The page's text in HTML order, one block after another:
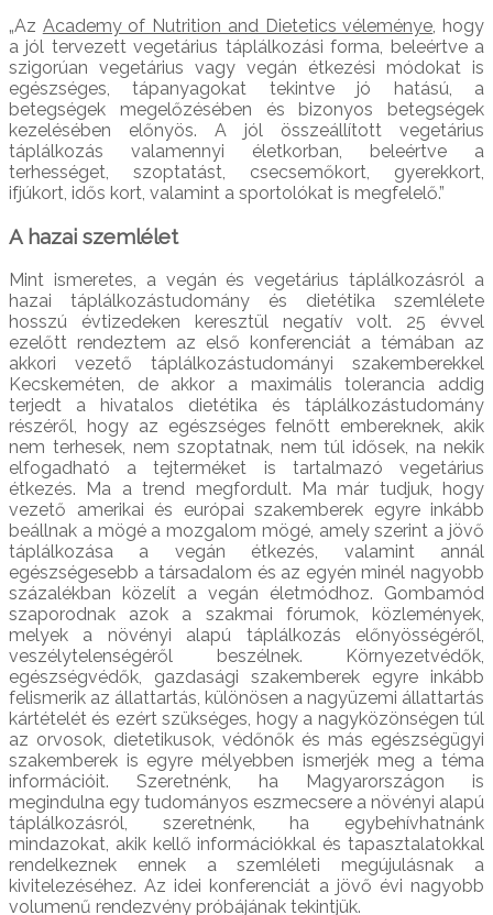
„Az Academy of Nutrition and Dietetics véleménye, hogy
a jól tervezett vegetárius táplálkozási forma, beleértve a
szigorúan vegetárius vagy vegán étkezési módokat is
egészséges, tápanyagokat tekintve jó hatású, a
betegségek megelőzésében és bizonyos betegségek
kezelésében előnyös. A jól összeállított vegetárius
táplálkozás valamennyi életkorban, beleértve a
terhességet, szoptatást, csecsemőkort, gyerekkort,
ifjúkort, idős kort, valamint a sportolókat is megfelelő.”
A hazai szemlélet
Mint ismeretes, a vegán és vegetárius táplálkozásról a
hazai táplálkozástudomány és dietétika szemlélete
hosszú évtizedeken keresztül negatív volt. 25 évvel
ezelőtt rendeztem az első konferenciát a témában az
akkori vezető táplálkozástudományi szakemberekkel
Kecskeméten, de akkor a maximális tolerancia addig
terjedt a hivatalos dietétika és táplálkozástudomány
részéről, hogy az egészséges felnőtt embereknek, akik
nem terhesek, nem szoptatnak, nem túl idősek, na nekik
elfogadható a tejterméket is tartalmazó vegetárius
étkezés. Ma a trend megfordult. Ma már tudjuk, hogy
vezető amerikai és európai szakemberek egyre inkább
beállnak a mögé a mozgalom mögé, amely szerint a jövő
táplálkozása a vegán étkezés, valamint annál
egészségesebb a társadalom és az egyén minél nagyobb
százalékban közelít a vegán életmódhoz. Gombamód
szaporodnak azok a szakmai fórumok, közlemények,
melyek a növényi alapú táplálkozás előnyösségéről,
veszélytelenségéről beszélnek. Környezetvédők,
egészségvédők, gazdasági szakemberek egyre inkább
felismerik az állattartás, különösen a nagyüzemi állattartás
kártételét és ezért szükséges, hogy a nagyközönségen túl
az orvosok, dietetikusok, védőnők és más egészségügyi
szakemberek is egyre mélyebben ismerjék meg a téma
információit. Szeretnénk, ha Magyarországon is
megindulna egy tudományos eszmecsere a növényi alapú
táplálkozásról, szeretnénk, ha egybehívhatnánk
mindazokat, akik kellő információkkal és tapasztalatokkal
rendelkeznek ennek a szemléleti megújulásnak a
kivitelezéséhez. Az idei konferenciát a jövő évi nagyobb
volumenű rendezvény próbájának tekintjük.